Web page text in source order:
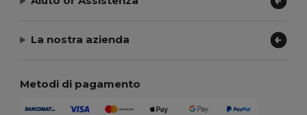
La nostra azienda
Metodi di pagamento